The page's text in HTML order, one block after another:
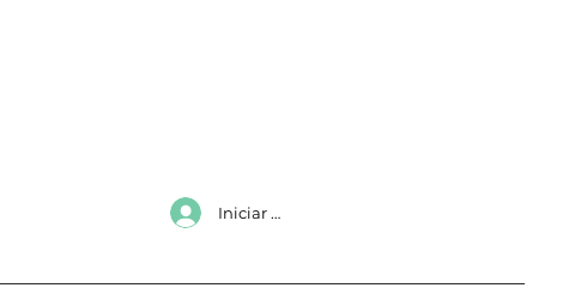
Iniciar sesión